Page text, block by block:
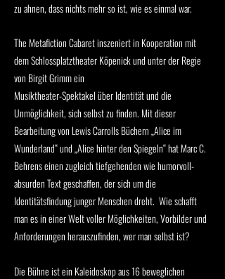
zu ahnen, dass nichts mehr so ist, wie es einmal war.
The Metafiction Cabaret inszeniert in Kooperation mit
dem Schlossplatztheater Köpenick und unter der Regie
von Birgit Grimm ein
Musiktheater-Spektakel über Identität und die
Unmöglichkeit, sich selbst zu finden. Mit dieser
Bearbeitung von Lewis Carrolls Büchern „Alice im
Wunderland“ und „Alice hinter den Spiegeln“ hat Marc C.
Behrens einen zugleich tiefgehenden wie humorvoll-
absurden Text geschaffen, der sich um die
Identitätsfindung junger Menschen dreht. Wie schafft
man es in einer Welt voller Möglichkeiten, Vorbilder und
Anforderungen herauszufinden, wer man selbst ist?
Die Bühne ist ein Kaleidoskop aus 16 beweglichen